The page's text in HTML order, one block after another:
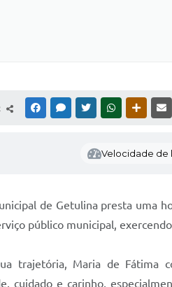
FACEBOOKMESSENGER
TWITTERWHATSAPP
Velocidade de
de Getulina presta uma
público municipal,
trajetória, Maria de Fátima
cuidado e carinho,